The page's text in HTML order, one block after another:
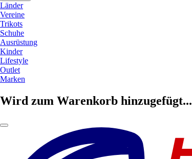
Länder
Vereine
Trikots
Schuhe
Ausrüstung
Kinder
Lifestyle
Outlet
Marken
Wird zum Warenkorb hinzugefügt...